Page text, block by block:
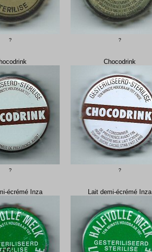
? ?
?
Chocodrink
?
écrémé Inza Lait demi-écrémé Inza